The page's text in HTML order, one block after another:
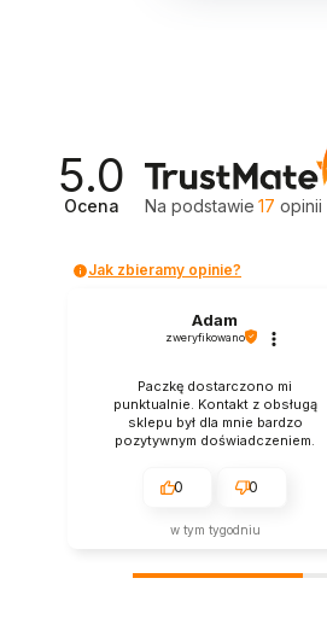
5.0
Ocena Na podstawie 17 opinii
Jak zbieramy opinie?
Adam
zweryfikowano
Paczkę dostarczono mi
punktualnie. Kontakt z obsługą
sklepu był dla mnie bardzo
pozytywnym doświadczeniem.
0 0
w tym tygodniu